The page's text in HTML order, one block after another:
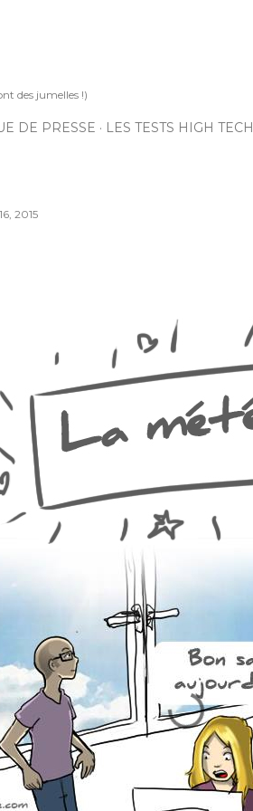
des jumelles !)
DE PRESSE LES TESTS HIGH TECH
2015